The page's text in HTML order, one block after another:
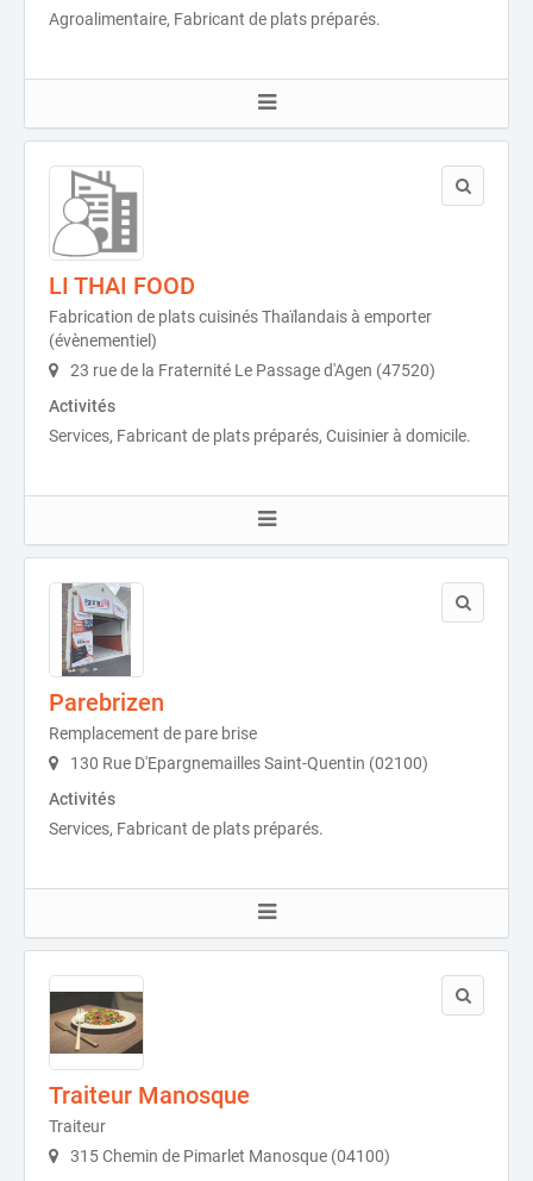
Agroalimentaire, Fabricant de plats préparés.
LI THAI FOOD
Fabrication de plats cuisinés Thaïlandais à emporter
(évènementiel)
23 rue de la Fraternité Le Passage d'Agen (47520)
Activités
Services, Fabricant de plats préparés, Cuisinier à domicile.
Parebrizen
Remplacement de pare brise
130 Rue D'Epargnemailles Saint-Quentin (02100)
Activités
Services, Fabricant de plats préparés.
Traiteur Manosque
Traiteur
315 Chemin de Pimarlet Manosque (04100)